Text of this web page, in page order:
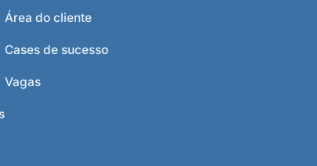
Área do cliente
Cases de sucesso
Vagas